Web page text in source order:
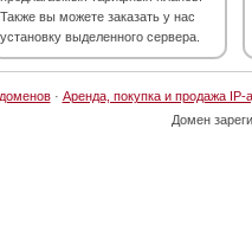
Также вы можете заказать у нас
установку выделенного сервера.
· Аренда, покупка и продажа IP-
Домен